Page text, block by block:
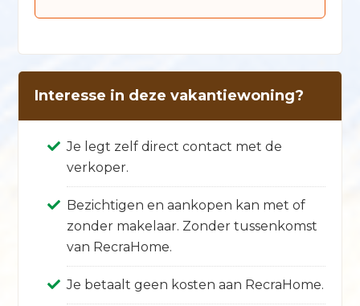
Interesse in deze vakantiewoning?
Je legt zelf direct contact met de
verkoper.
Bezichtigen en aankopen kan met of
zonder makelaar. Zonder tussenkomst
van RecraHome.
Je betaalt geen kosten aan RecraHome.